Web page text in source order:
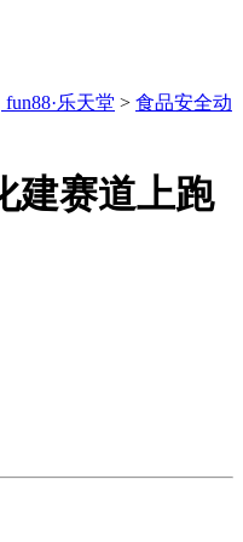
fun88·乐天堂 > 食品安全动
建赛道上跑